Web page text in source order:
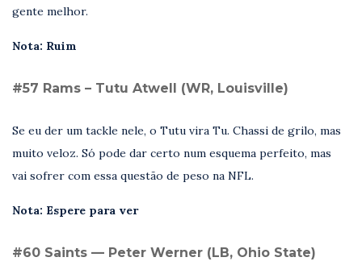
gente melhor.
Nota: Ruim
#57 Rams – Tutu Atwell (WR, Louisville)
Se eu der um tackle nele, o Tutu vira Tu. Chassi de grilo, mas
muito veloz. Só pode dar certo num esquema perfeito, mas
vai sofrer com essa questão de peso na NFL.
Nota: Espere para ver
#60 Saints — Peter Werner (LB, Ohio State)